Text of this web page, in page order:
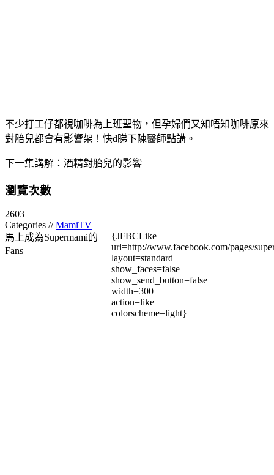
不少打工仔都視咖啡為上班聖物，但孕婦們又知唔知咖啡原來
對胎兒都會有影響架！快d睇下陳醫師點講。
下一集講解：酒精對胎兒的影響
瀏覽次數
2603
Categories //MamiTV
馬上成為Supermami的
Fans
{JFBCLike
url=http://www.facebook.com/pages/
layout=standard
show_faces=false
show_send_button=false
width=300
action=like
colorscheme=light}